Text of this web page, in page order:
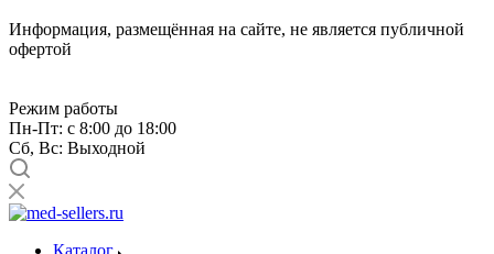
Информация, размещённая на сайте, не является публичной
офертой
Режим работы
Пн-Пт: с 8:00 до 18:00
Сб, Вс: Выходной
Каталог